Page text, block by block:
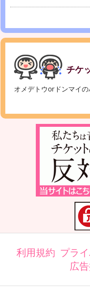
チケ
オメデトウorドンマイ
利用規約 プラ
広